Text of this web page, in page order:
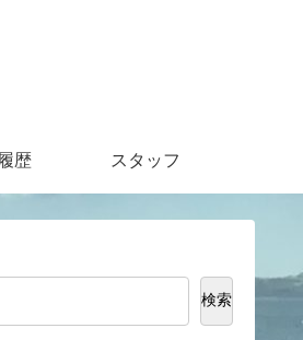
歴 スタッフ
検索